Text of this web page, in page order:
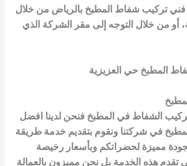
فني تركيب شفاط المطبخ بالرياض من خلال
أو من خلال التوجه إلى مقر الشركة الذي
المطبخ حي العزيزية
الشفاط في المطبخ فنحن لدينا افضل
في شركتنا ونقوم بتقديم خدمة طريقة
مميزة لحضراتكم وبأسعار رخيصة
تقدم هذه الخدمة بل نحن مميزون بالعمالة